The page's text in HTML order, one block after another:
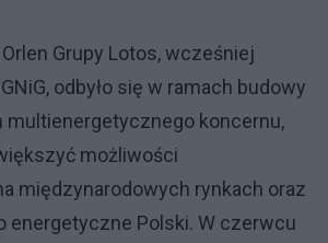
Grupy Lotos, wcześniej
odbyło się w ramach budowy
multienergetycznego koncernu,
możliwości
międzynarodowych rynkach oraz
energetyczne Polski. W czerwcu